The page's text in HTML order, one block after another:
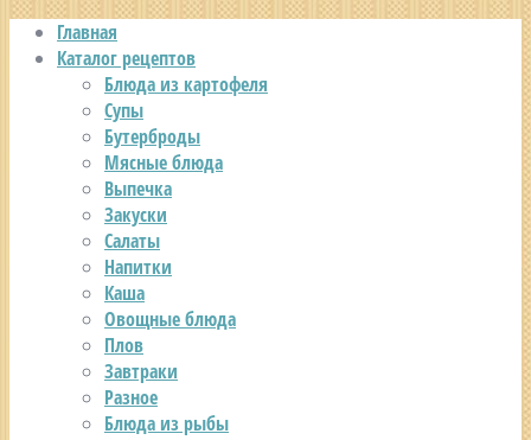
Главная
Каталог рецептов
Блюда из картофеля
Супы
Бутерброды
Мясные блюда
Выпечка
Закуски
Салаты
Напитки
Каша
Овощные блюда
Плов
Завтраки
Разное
Блюда из рыбы